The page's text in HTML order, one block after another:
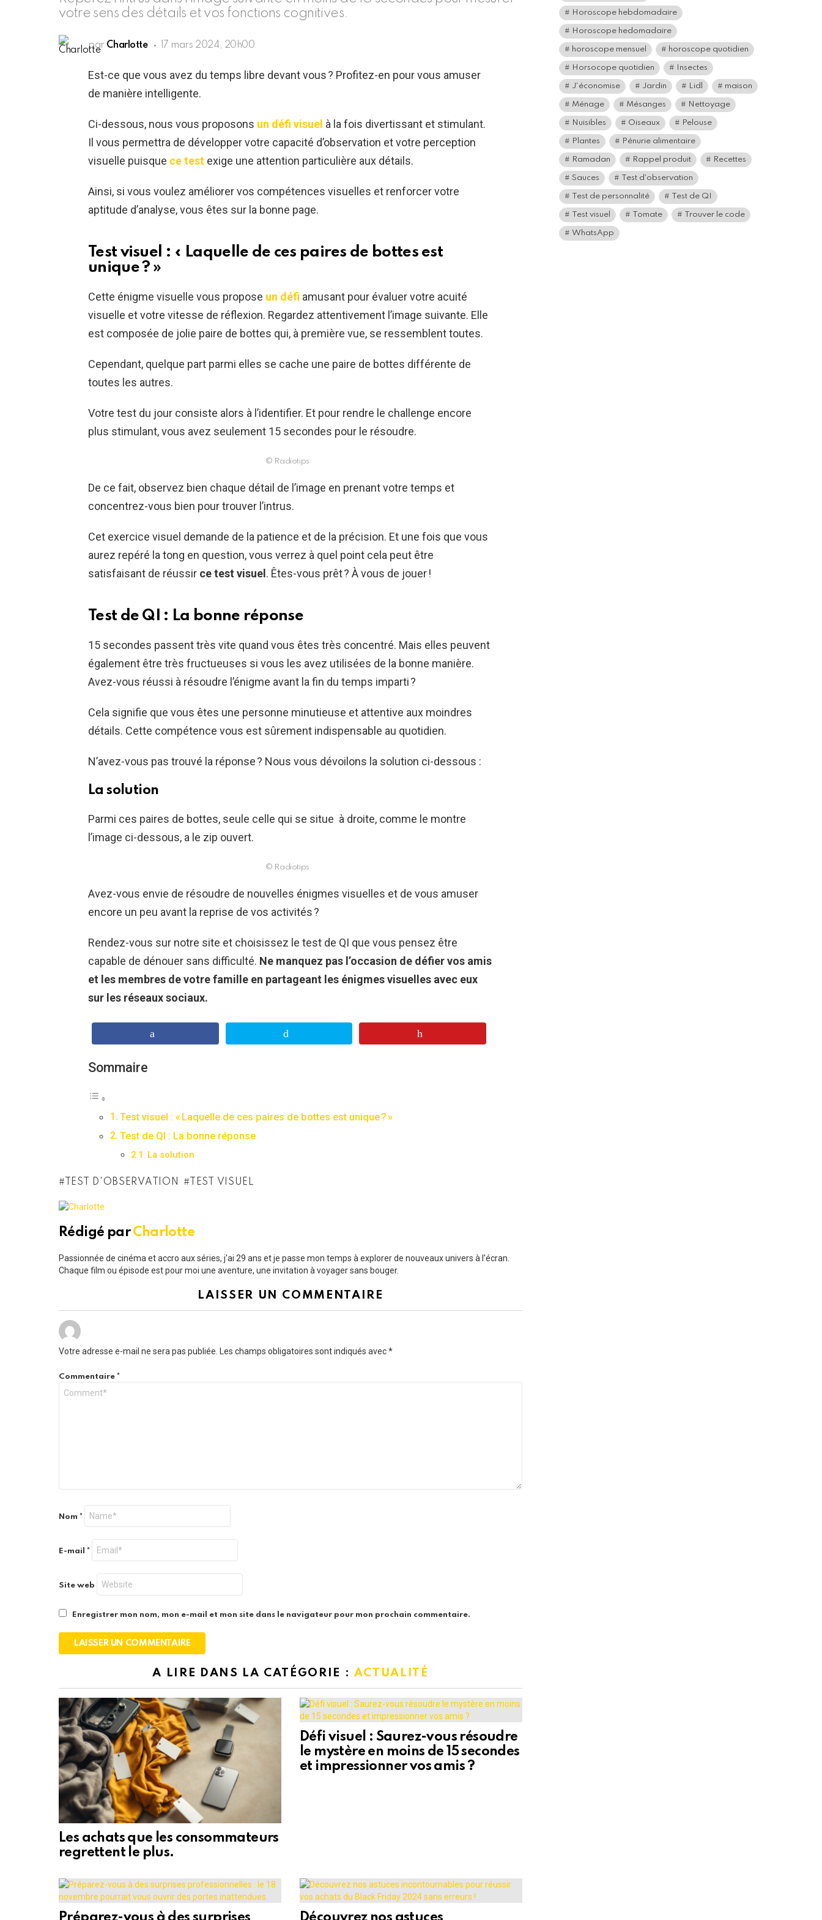
votre sens des détails et vos fonctions cognitives.
par Charlotte 17 mars 2024, 20h00
Est-ce que vous avez du temps libre devant vous ? Profitez-en pour vous amuser
de manière intelligente.
Ci-dessous, nous vous proposons un défi visuel à la fois divertissant et stimulant.
Il vous permettra de développer votre capacité d’observation et votre perception
visuelle puisque ce test exige une attention particulière aux détails.
Ainsi, si vous voulez améliorer vos compétences visuelles et renforcer votre
aptitude d’analyse, vous êtes sur la bonne page.
Test visuel : « Laquelle de ces paires de bottes est
unique ? »
Cette énigme visuelle vous propose un défi amusant pour évaluer votre acuité
visuelle et votre vitesse de réflexion. Regardez attentivement l’image suivante. Elle
est composée de jolie paire de bottes qui, à première vue, se ressemblent toutes.
Cependant, quelque part parmi elles se cache une paire de bottes différente de
toutes les autres.
Votre test du jour consiste alors à l’identifier. Et pour rendre le challenge encore
plus stimulant, vous avez seulement 15 secondes pour le résoudre.
© Radiotips
De ce fait, observez bien chaque détail de l’image en prenant votre temps et
concentrez-vous bien pour trouver l’intrus.
Cet exercice visuel demande de la patience et de la précision. Et une fois que vous
aurez repéré la tong en question, vous verrez à quel point cela peut être
satisfaisant de réussir ce test visuel . Êtes-vous prêt ? À vous de jouer !
Test de QI : La bonne réponse
15 secondes passent très vite quand vous êtes très concentré. Mais elles peuvent
également être très fructueuses si vous les avez utilisées de la bonne manière.
Avez-vous réussi à résoudre l’énigme avant la fin du temps imparti ?
Cela signifie que vous êtes une personne minutieuse et attentive aux moindres
détails. Cette compétence vous est sûrement indispensable au quotidien.
N’avez-vous pas trouvé la réponse ? Nous vous dévoilons la solution ci-dessous :
La solution
Parmi ces paires de bottes, seule celle qui se situe à droite, comme le montre
l’image ci-dessous, a le zip ouvert.
© Radiotips
Avez-vous envie de résoudre de nouvelles énigmes visuelles et de vous amuser
encore un peu avant la reprise de vos activités ?
Rendez-vous sur notre site et choisissez le test de QI que vous pensez être
capable de dénouer sans difficulté. Ne manquez pas l’occasion de défier vos amis
et les membres de votre famille en partageant les énigmes visuelles avec eux
sur les réseaux sociaux.
Sommaire
Test visuel : « Laquelle de ces paires de bottes est unique ? »
Test de QI : La bonne réponse
La solution
TEST D'OBSERVATION TEST VISUEL
Rédigé parCharlotte
Passionnée de cinéma et accro aux séries, j'ai 29 ans et je passe mon temps à explorer de nouveaux univers à l'écran.
Chaque film ou épisode est pour moi une aventure, une invitation à voyager sans bouger.
LAISSER UN COMMENTAIRE
Votre adresse e-mail ne sera pas publiée. Les champs obligatoires sont indiqués avec*
Commentaire *
Nom *
E-mail *
Site web
Enregistrer mon nom, mon e-mail et mon site dans le navigateur pour mon prochain commentaire.
A LIRE DANS LA CATÉGORIE : ACTUALITÉ
Les achats que les consommateurs
regrettent le plus.
Défi visuel : Saurez-vous résoudre
le mystère en moins de 15 secondes
et impressionner vos amis ?
Horoscope hebdomadaire
Horoscope hedomadaire
horoscope mensuel horoscope quotidien
Horsocope quotidien Insectes
J'économise Jardin Lidl maison
Ménage Mésanges Nettoyage
Nuisibles Oiseaux Pelouse
Plantes Pénurie alimentaire
Ramadan Rappel produit Recettes
Sauces Test d'observation
Test de personnalité Test de QI
Test visuel Tomate Trouver le code
WhatsApp